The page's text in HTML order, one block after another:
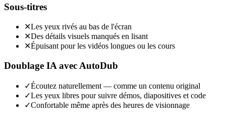
Sous-titres
✕Les yeux rivés au bas de l'écran
✕Des détails visuels manqués en lisant
✕Épuisant pour les vidéos longues ou les cours
Doublage IA avec AutoDub
✓Écoutez naturellement — comme un contenu original
✓Les yeux libres pour suivre démos, diapositives et code
✓Confortable même après des heures de visionnage